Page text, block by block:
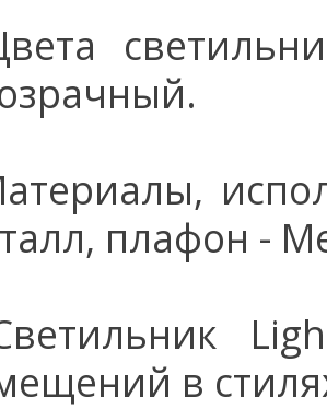
плафон -
в